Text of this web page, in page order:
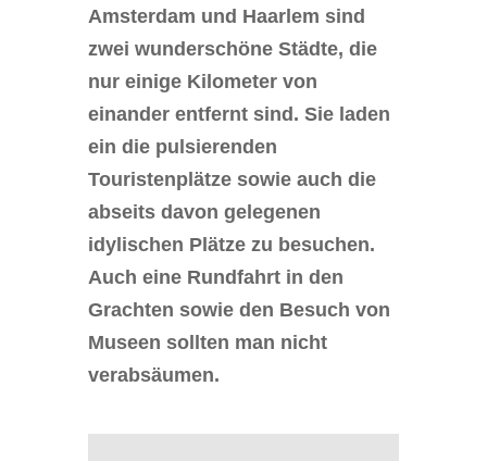
Amsterdam und Haarlem sind
zwei wunderschöne Städte, die
nur einige Kilometer von
einander entfernt sind. Sie laden
ein die pulsierenden
Touristenplätze sowie auch die
abseits davon gelegenen
idylischen Plätze zu besuchen.
Auch eine Rundfahrt in den
Grachten sowie den Besuch von
Museen sollten man nicht
verabsäumen.